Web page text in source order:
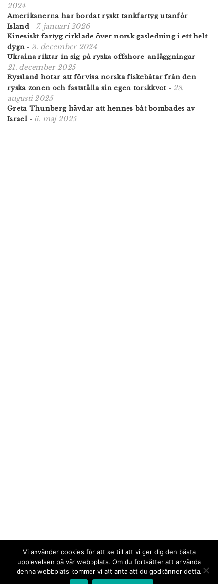
2024
Amerikanerna har bordat ryskt tankfartyg utanför
Island- 7. januari 2026
Kinesiskt fartyg cirklade över norsk gasledning i ett helt
dygn - 3. december 2024
Ukraina riktar in sig på ryska offshore-anläggningar -
21. december 2025
Ryssland hotar att förvisa norska fiskebåtar från den
ryska zonen och fastställa sin egen torskkvot- 28.
augusti 2025
Greta Thunberg hävdar att hennes båt bombades av
Israel- 6. maj 2025
Vi använder cookies för att se till att vi ger dig den bästa
upplevelsen på vår webbplats. Om du fortsätter att använda
denna webbplats kommer vi att anta att du godkänner detta.